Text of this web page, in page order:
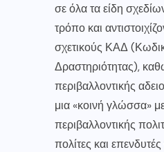
σε όλα τα είδη
τρόπο και
σχετικούς ΚΑΔ
Δραστηριότητας),
περιβαλλοντικής
μια «κοινή γλώσσα»
περιβαλλοντικής
πολίτες και